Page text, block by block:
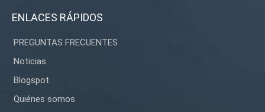
ENLACES RÁPIDOS
PREGUNTAS FRECUENTES
Noticias
Blogspot
Quiénes somos